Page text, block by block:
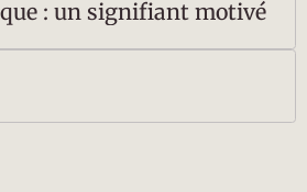
: un signifiant motivé